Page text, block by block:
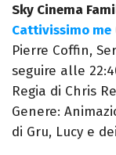
Sky Cinema
Cattivissimo me
Pierre Coffin,
seguire alle
Regia di Chris
Genere:
di Gru, Lucy e